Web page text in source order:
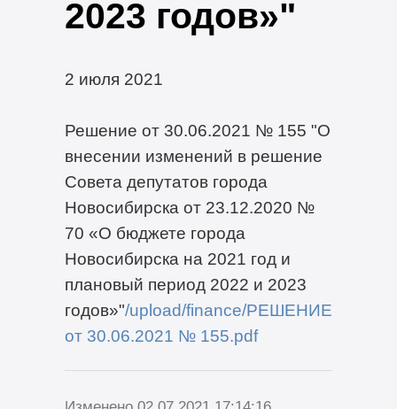
2023 годов»"
2 июля 2021
Решение от 30.06.2021 № 155 "О
внесении изменений в решение
Совета депутатов города
Новосибирска от 23.12.2020 №
70 «О бюджете города
Новосибирска на 2021 год и
плановый период 2022 и 2023
годов»"/upload/finance/РЕШЕНИЕ
от 30.06.2021 № 155.pdf